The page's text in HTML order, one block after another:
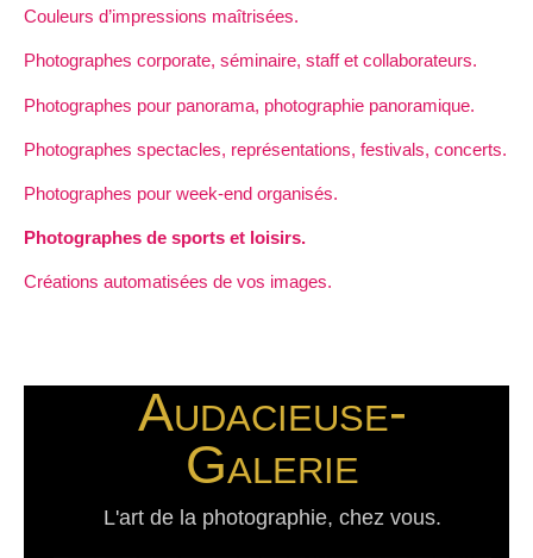
Couleurs d’impressions maîtrisées.
Photographes corporate, séminaire, staff et collaborateurs.
Photographes pour panorama, photographie panoramique.
Photographes spectacles, représentations, festivals, concerts.
Photographes pour week-end organisés.
Photographes de sports et loisirs.
Créations automatisées de vos images.
Audacieuse-
Galerie
L'art de la photographie, chez vous.